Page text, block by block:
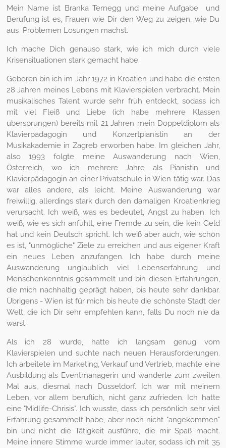
Mein Name ist Branka Ternegg und meine Aufgabe und
Berufung ist es, Frauen wie Dir den Weg zu zeigen, wie Du
aus Problemen Lösungen machst.
Ich mache Dich genauso stark, wie ich mich durch viele
Krisensituationen stark gemacht habe.
Geboren bin ich im Jahr 1972 in Kroatien und habe die ersten
28 Jahren meines Lebens mit Klavierspielen verbracht. Mein
musikalisches Talent wurde sehr früh entdeckt, sodass ich
mit viel Fleiß und Liebe (ich habe mehrere Klassen
übersprungen) bereits mit 21 Jahren mein Doppeldiplom als
Klavierpädagogin und Konzertpianistin an der
Musikakademie in Zagreb erworben habe. Im gleichen Jahr,
also 1993 folgte meine Auswanderung nach Wien,
Österreich, wo ich mehrere Jahre als Pianistin und
Klavierpädagogin an einer Privatschule in Wien tätig war. Das
war alles andere, als leicht. Meine Auswanderung war
freiwillig, allerdings stark durch den damaligen Kroatienkrieg
verursacht. Ich weiß, was es bedeutet, Angst zu haben. Ich
weiß, wie es sich anfühlt, eine Fremde zu sein, die kein Geld
hat und kein Deutsch spricht. Ich weiß aber auch, wie schön
es ist, "unmögliche" Ziele zu erreichen und aus eigener Kraft
ein neues Leben anzufangen. Ich habe durch meine
Auswanderung unglaublich viel Lebenserfahrung und
Menschenkenntnis gesammelt und bin diesen Erfahrungen,
die mich nachhaltig geprägt haben, bis heute sehr dankbar.
Übrigens - Wien ist für mich bis heute die schönste Stadt der
Welt, die ich Dir sehr empfehlen kann, falls Du noch nie da
warst.
Als ich 28 wurde, hatte ich langsam genug vom
Klavierspielen und suchte nach neuen Herausforderungen.
Ich arbeitete im Marketing, Verkauf und Vertrieb, machte eine
Ausbildung als Eventmanagerin und wanderte zum zweiten
Mal aus, diesmal nach Düsseldorf. Ich war mit meinem
Leben, vor allem beruflich, nicht ganz zufrieden. Ich hatte
eine "Midlife-Chrisis". Ich wusste, dass ich persönlich sehr viel
Erfahrung gesammelt habe, aber noch nicht "angekommen"
bin und nicht die Tätigkeit ausführe, die mir Spaß macht.
Meine innere Stimme wurde immer lauter, sodass ich mit 35